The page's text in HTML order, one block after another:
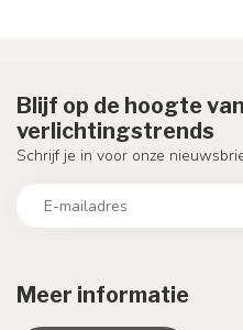
Meer informatie
Blijf op de hoogte
verlichtingstrends
Schrijf je in voor onze